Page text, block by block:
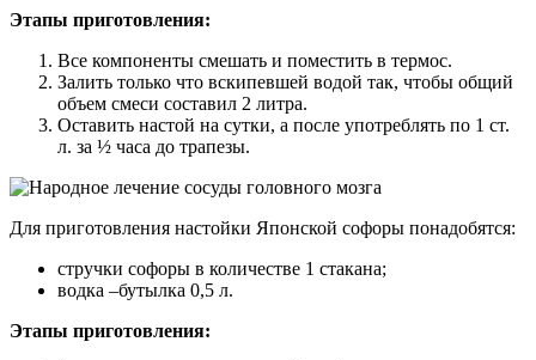
Этапы приготовления:
Все компоненты смешать и поместить в термос.
Залить только что вскипевшей водой так, чтобы общий
объем смеси составил 2 литра.
Оставить настой на сутки, а после употреблять по 1 ст.
л. за ½ часа до трапезы.
Для приготовления настойки Японской софоры понадобятся:
стручки софоры в количестве 1 стакана;
водка –бутылка 0,5 л.
Этапы приготовления: